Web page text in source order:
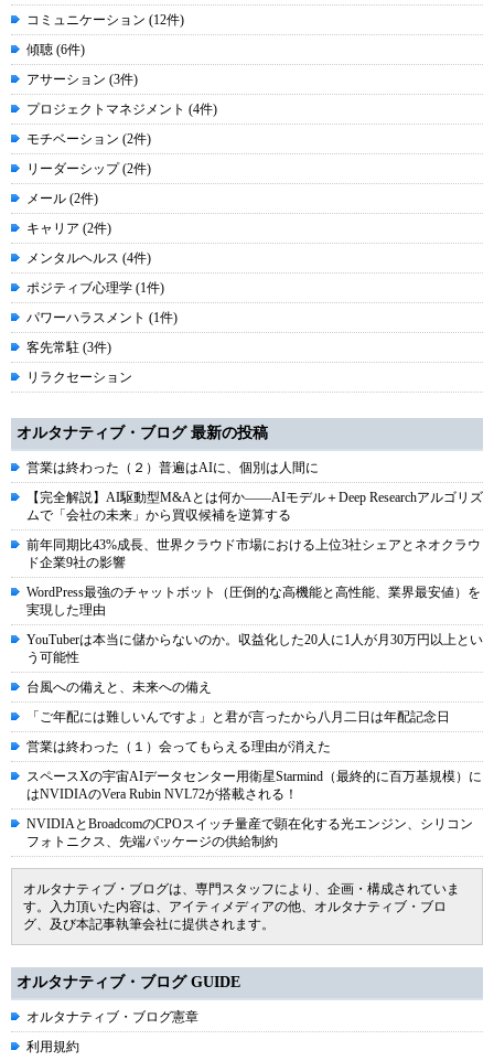
コミュニケーション (12件)
傾聴 (6件)
アサーション (3件)
プロジェクトマネジメント (4件)
モチベーション (2件)
リーダーシップ (2件)
メール (2件)
キャリア (2件)
メンタルヘルス (4件)
ポジティブ心理学 (1件)
パワーハラスメント (1件)
客先常駐 (3件)
リラクセーション
オルタナティブ・ブログ 最新の投稿
営業は終わった（２）普遍はAIに、個別は人間に
【完全解説】AI駆動型M&Aとは何か――AIモデル＋Deep Researchアルゴリズ
ムで「会社の未来」から買収候補を逆算する
前年同期比43%成長、世界クラウド市場における上位3社シェアとネオクラウ
ド企業9社の影響
WordPress最強のチャットボット（圧倒的な高機能と高性能、業界最安値）を
実現した理由
YouTuberは本当に儲からないのか。収益化した20人に1人が月30万円以上とい
う可能性
台風への備えと、未来への備え
「ご年配には難しいんですよ」と君が言ったから八月二日は年配記念日
営業は終わった（１）会ってもらえる理由が消えた
スペースXの宇宙AIデータセンター用衛星Starmind（最終的に百万基規模）に
はNVIDIAのVera Rubin NVL72が搭載される！
NVIDIAとBroadcomのCPOスイッチ量産で顕在化する光エンジン、シリコン
フォトニクス、先端パッケージの供給制約
オルタナティブ・ブログは、専門スタッフにより、企画・構成されていま
す。入力頂いた内容は、アイティメディアの他、オルタナティブ・ブロ
グ、及び本記事執筆会社に提供されます。
オルタナティブ・ブログ GUIDE
オルタナティブ・ブログ憲章
利用規約